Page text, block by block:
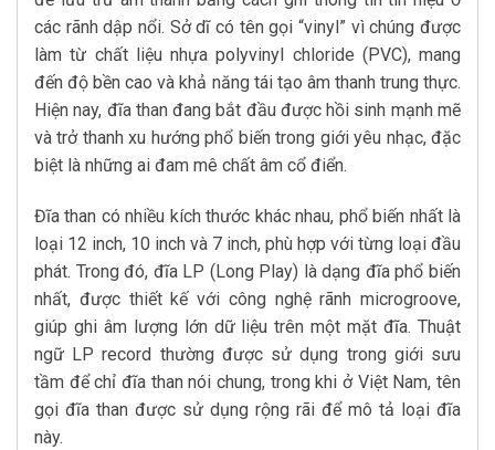
các rãnh dập nổi. Sở dĩ có tên gọi “vinyl” vì chúng được
làm từ chất liệu nhựa polyvinyl chloride (PVC), mang
đến độ bền cao và khả năng tái tạo âm thanh trung thực.
Hiện nay, đĩa than đang bắt đầu được hồi sinh mạnh mẽ
và trở thanh xu hướng phổ biến trong giới yêu nhạc, đặc
biệt là những ai đam mê chất âm cổ điển.
Đĩa than có nhiều kích thước khác nhau, phổ biến nhất là
loại 12 inch, 10 inch và 7 inch, phù hợp với từng loại đầu
phát. Trong đó, đĩa LP (Long Play) là dạng đĩa phổ biến
nhất, được thiết kế với công nghệ rãnh microgroove,
giúp ghi âm lượng lớn dữ liệu trên một mặt đĩa. Thuật
ngữ LP record thường được sử dụng trong giới sưu
tầm để chỉ đĩa than nói chung, trong khi ở Việt Nam, tên
gọi đĩa than được sử dụng rộng rãi để mô tả loại đĩa
này.